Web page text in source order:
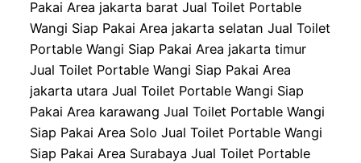
Pakai Area jakarta barat Jual Toilet Portable
Wangi Siap Pakai Area jakarta selatan Jual Toilet
Portable Wangi Siap Pakai Area jakarta timur
Jual Toilet Portable Wangi Siap Pakai Area
jakarta utara Jual Toilet Portable Wangi Siap
Pakai Area karawang Jual Toilet Portable Wangi
Siap Pakai Area Solo Jual Toilet Portable Wangi
Siap Pakai Area Surabaya Jual Toilet Portable